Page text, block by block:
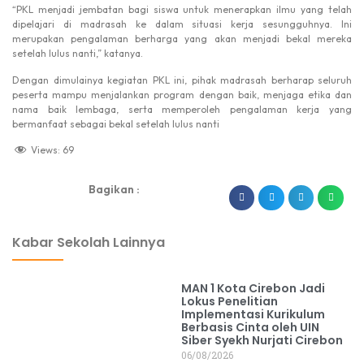
“PKL menjadi jembatan bagi siswa untuk menerapkan ilmu yang telah
dipelajari di madrasah ke dalam situasi kerja sesungguhnya. Ini
merupakan pengalaman berharga yang akan menjadi bekal mereka
setelah lulus nanti,” katanya.
Dengan dimulainya kegiatan PKL ini, pihak madrasah berharap seluruh
peserta mampu menjalankan program dengan baik, menjaga etika dan
nama baik lembaga, serta memperoleh pengalaman kerja yang
bermanfaat sebagai bekal setelah lulus nanti
Views: 69
Bagikan :
Kabar Sekolah Lainnya
MAN 1 Kota Cirebon Jadi
Lokus Penelitian
Implementasi Kurikulum
Berbasis Cinta oleh UIN
Siber Syekh Nurjati Cirebon
06/08/2026